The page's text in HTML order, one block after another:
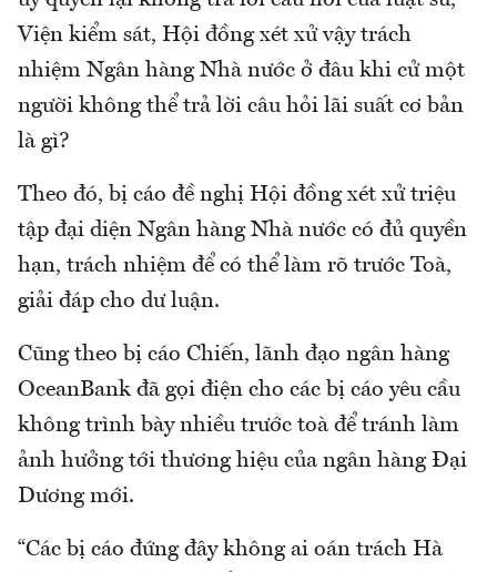
Viện kiểm sát, Hội đồng xét xử vậy trách
nhiệm Ngân hàng Nhà nước ở đâu khi cử một
người không thể trả lời câu hỏi lãi suất cơ bản
là gì?
Theo đó, bị cáo đề nghị Hội đồng xét xử triệu
tập đại diện Ngân hàng Nhà nước có đủ quyền
hạn, trách nhiệm để có thể làm rõ trước Toà,
giải đáp cho dư luận.
Cũng theo bị cáo Chiến, lãnh đạo ngân hàng
OceanBank đã gọi điện cho các bị cáo yêu cầu
không trình bày nhiều trước toà để tránh làm
ảnh hưởng tới thương hiệu của ngân hàng Đại
Dương mới.
“Các bị cáo đứng đây không ai oán trách Hà